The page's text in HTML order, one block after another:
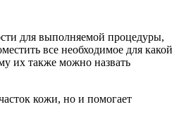
для выполняемой процедуры,
все необходимое для какой
их также можно назвать
кожи, но и помогает